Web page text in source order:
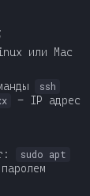
или Mac
ssh
- IP адрес
sudo apt